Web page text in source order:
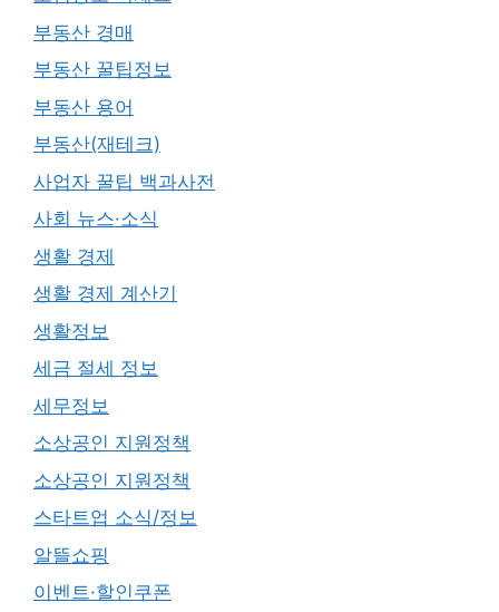
부동산 경매
부동산 꿀팁정보
부동산 용어
부동산(재테크)
사업자 꿀팁 백과사전
사회 뉴스·소식
생활 경제
생활 경제 계산기
생활정보
세금 절세 정보
세무정보
소상공인 지원정책
소상공인 지원정책
스타트업 소식/정보
알뜰쇼핑
이벤트·할인쿠폰